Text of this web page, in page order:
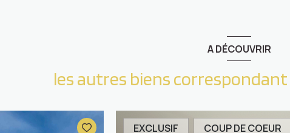
A DÉCOUVRIR
les autres biens
EXCLUSIF COUP DE COEUR